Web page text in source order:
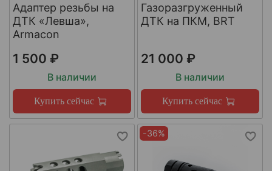
Адаптер резьбы на
ДТК «Левша»,
Armacon
1 500 ₽
В наличии
Купить сейчас
Газоразгруженный
ДТК на ПКМ, BRT
21 000 ₽
В наличии
Купить сейчас
-36%